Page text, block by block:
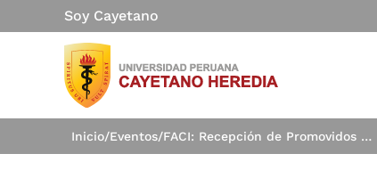
Soy Cayetano
Inicio/Eventos/ FACI: Recepción de Promovidos alumnos UFBI a FACI 2026 – II